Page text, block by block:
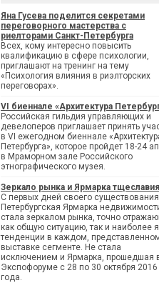
Яна Гусева поделится секретами
переговорного мастерства с
риелторами Санкт-Петербурга
Всех, кому интересно повысить
квалификацию в сфере психологии,
приглашают на тренинг на тему
«Психология влияния в риэлторских
переговорах».
VI биеннале «Архитектура
Российская гильдия управляющих и
девелоперов приглашает принять
в VI ежегодном биеннале
Петербурга», которое пройдет 18-24
в Мраморном зале Российского
этнографического музея.
Зеркало рынка и Ярмарка тщеславия
С первых дней своего существования
Петербургская Ярмарка
стала зеркалом рынка, точно
как общую ситуацию, так и наиболее
тенденции в каждом,
выставке сегменте. Не стала
исключением и Ярмарка, прошедшая
Экспофоруме с 28 по 30 октября 2016
года.